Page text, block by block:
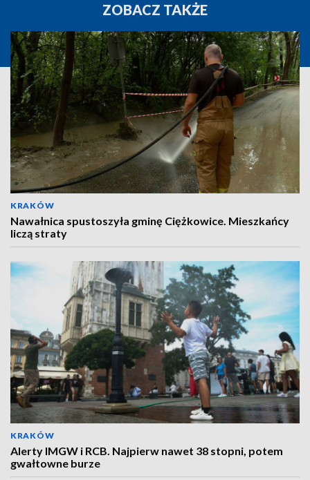
ZOBACZ TAKŻE
KRAKÓW
Nawałnica spustoszyła gminę Ciężkowice. Mieszkańcy
liczą straty
KRAKÓW
Alerty IMGW i RCB. Najpierw nawet 38 stopni, potem
gwałtowne burze